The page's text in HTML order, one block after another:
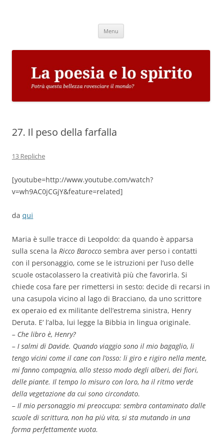
Menu
27. Il peso della farfalla
13 Repliche
[youtube=http://www.youtube.com/watch?
v=wh9AC0jCGjY&feature=related]
da qui
Maria è sulle tracce di Leopoldo: da quando è apparsa
sulla scena la Ricco Barocco sembra aver perso i contatti
con il personaggio, come se le istruzioni per l’uso delle
scuole ostacolassero la creatività più che favorirla. Si
chiede cosa fare per rimettersi in sesto: decide di recarsi in
una casupola vicino al lago di Bracciano, da uno scrittore
ex operaio ed ex militante dell’estrema sinistra, Henry
Deruta. E’ l’alba, lui legge la Bibbia in lingua originale.
– Che libro è, Henry?
– I salmi di Davide. Quando viaggio sono il mio bagaglio, li
tengo vicini come il cane con l’osso: li giro e rigiro nella mente,
mi fanno compagnia, allo stesso modo degli alberi, dei fiori,
delle piante. Il tempo lo misuro con loro, ha il ritmo verde
della vegetazione da cui sono circondato.
– Il mio personaggio mi preoccupa: sembra contaminato dalle
scuole di scrittura, non ha più vita, si sta mutando in una
forma perfettamente vuota.